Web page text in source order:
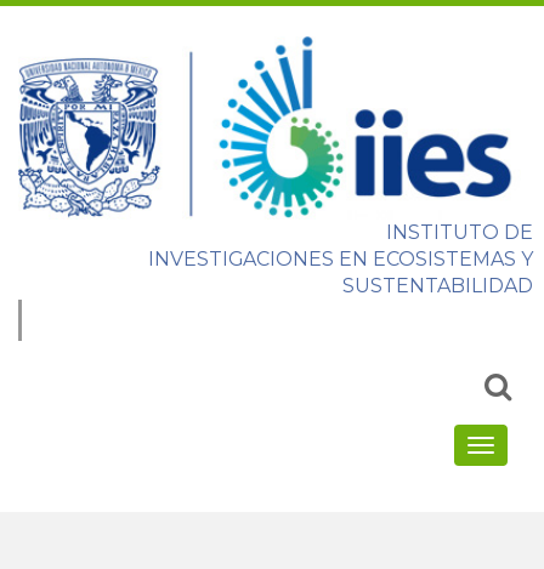
INSTITUTO DE
INVESTIGACIONES EN ECOSISTEMAS Y
SUSTENTABILIDAD